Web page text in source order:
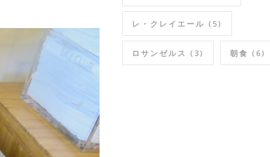
レ・クレイエール (5)
ロサンゼルス (3) 朝食 (6)